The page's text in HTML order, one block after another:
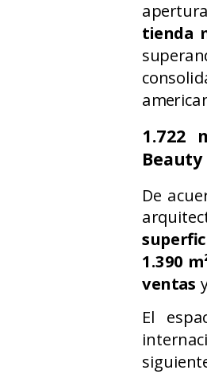
tienda
1.722
Beauty
De
1.390
ventas
El